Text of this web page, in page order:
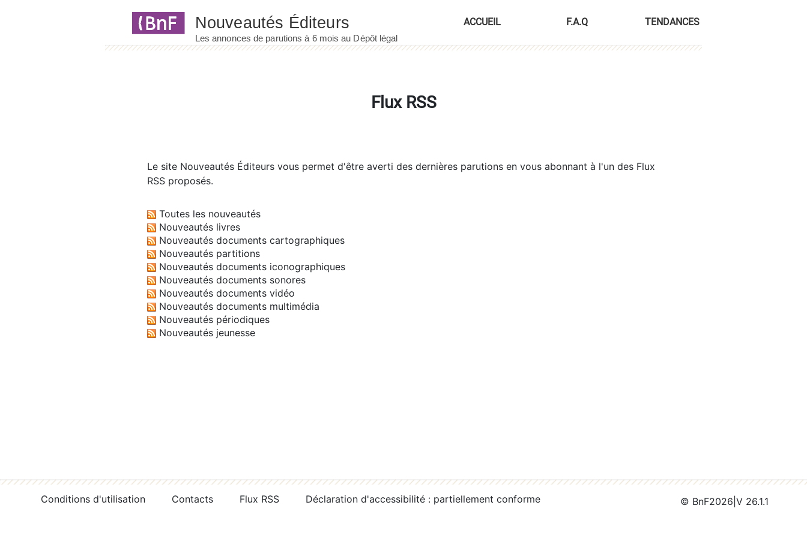
ACCUEIL F.A.Q TENDANCES
Flux RSS
Le site Nouveautés Éditeurs vous permet d'être averti des dernières parutions en vous abonnant à l'un des Flux
RSS proposés.
Toutes les nouveautés
Nouveautés livres
Nouveautés documents cartographiques
Nouveautés partitions
Nouveautés documents iconographiques
Nouveautés documents sonores
Nouveautés documents vidéo
Nouveautés documents multimédia
Nouveautés périodiques
Nouveautés jeunesse
Conditions d'utilisation Contacts Flux RSS Déclaration d'accessibilité : partiellement conforme © BnF2026 V 26.1.1